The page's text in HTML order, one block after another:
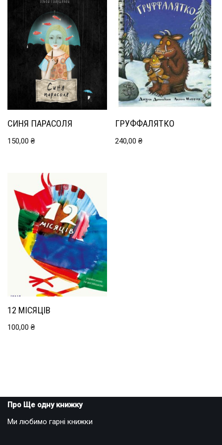
СИНЯ ПАРАСОЛЯ
150,00 ₴
ГРУФФАЛЯТКО
240,00₴
12 МІСЯЦІВ
100,00 ₴
Про Ще одну книжку
Ми любимо гарні книжки